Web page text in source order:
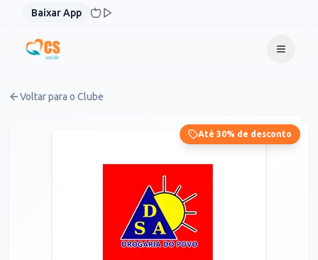
Pular para o conteúdo
Baixar App
Voltar para o Clube
Até 30% de desconto